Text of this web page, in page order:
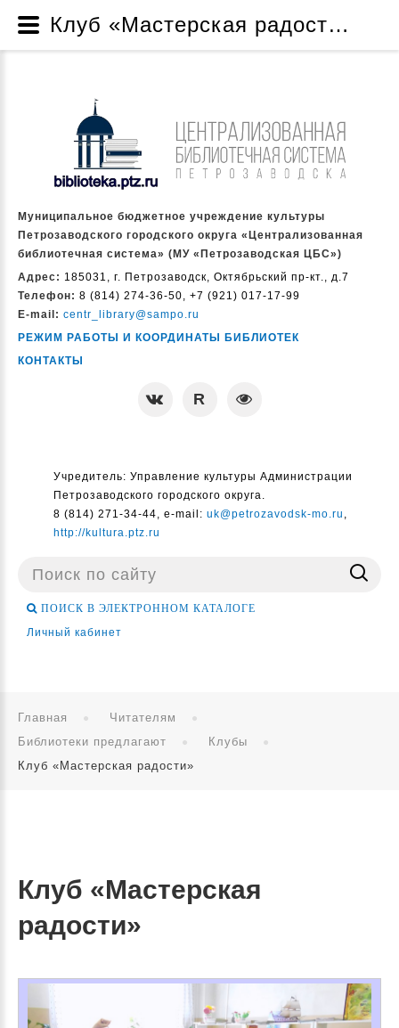
Муниципальное бюджетное учреждение культуры
Петрозаводского городского округа «Централизованная
библиотечная система» (МУ «Петрозаводская ЦБС»)
Адрес: 185031, г. Петрозаводск, Октябрьский пр-кт., д.7
Телефон: 8 (814) 274-36-50, +7 (921) 017-17-99
E-mail: centr_library@sampo.ru
РЕЖИМ РАБОТЫ И КООРДИНАТЫ БИБЛИОТЕК
КОНТАКТЫ
Учредитель: Управление культуры Администрации
Петрозаводского городского округа.
8 (814) 271-34-44, e-mail: uk@petrozavodsk-mo.ru ,
http://kultura.ptz.ru
Поиск
ПОИСК В ЭЛЕКТРОННОМ КАТАЛОГЕ
Личный кабинет
Главная
Читателям
Библиотеки предлагают
Клубы
Клуб «Мастерская радости»
Клуб «Мастерская
радости»
Клуб «Мастерская радости» - Клубы - Библиотеки предлагают - Читателям - Муниципальное бюджетное учреждение культуры Петрозаводского городского округа «Централизованная библиотечная система» (МУ «Петрозаводская ЦБС»)